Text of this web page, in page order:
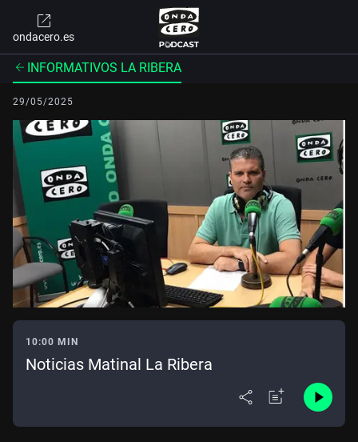
ondacero.es
INFORMATIVOS LA RIBERA
29/05/2025
10:00 MIN
Noticias Matinal La Ribera